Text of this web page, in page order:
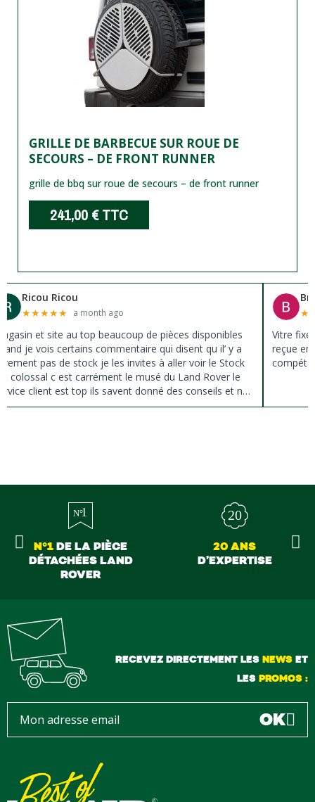
GRILLE DE BARBECUE SUR ROUE DE
SECOURS – DE FRONT RUNNER
grille de bbq sur roue de secours – de front runner
241,00 €TTC
Ricou Ricou
★★★★★ a month ago
et site au top beaucoup de pièces disponibles
je vois certains commentaire qui disent qu il’ y a
pas de stock je les invites à aller voir le Stock
colossal c est carrément le musé du Land Rover le
client est top ils savent donné des conseils et ne
pas à la vente ils sont vraiment au top du top
★
Vitre
reçue
N°1DE LA PIÈCE
DÉTACHÉES LAND
ROVER
20 ANS
D’EXPERTISE
RECEVEZ DIRECTEMENT LES NEWSET
LES PROMOS :
OK